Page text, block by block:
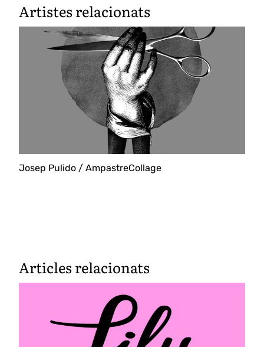
Artistes relacionats
Josep Pulido / AmpastreCollage
Articles relacionats